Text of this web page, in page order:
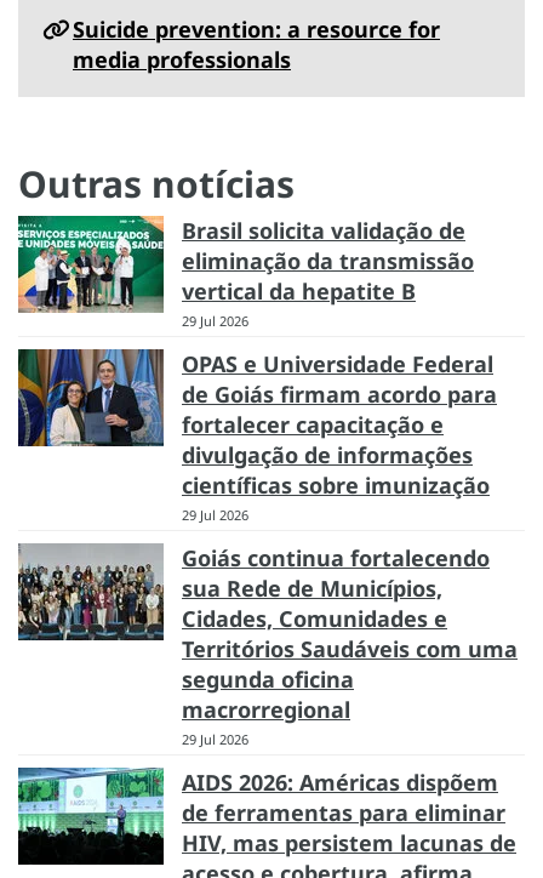
Suicide prevention: a resource for
media professionals
Outras notícias
Brasil solicita validação de
eliminação da transmissão
vertical da hepatite B
29 Jul 2026
OPAS e Universidade Federal
de Goiás firmam acordo para
fortalecer capacitação e
divulgação de informações
científicas sobre imunização
29 Jul 2026
Goiás continua fortalecendo
sua Rede de Municípios,
Cidades, Comunidades e
Territórios Saudáveis com uma
segunda oficina
macrorregional
29 Jul 2026
AIDS 2026: Américas dispõem
de ferramentas para eliminar
HIV, mas persistem lacunas de